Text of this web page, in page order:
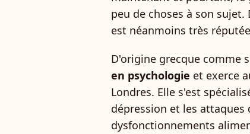
peu de choses à son
est néanmoins très
D'origine grecque comme
en psychologie et exerce
Londres. Elle s'est
dépression et les attaques
dysfonctionnements